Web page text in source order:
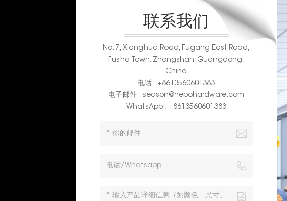
联系我们
No. 7, Xianghua Road, Fugang East Road,
Fusha Town, Zhongshan, Guangdong,
China
电话 : +8613560601383
电子邮件 : season@hebohardware.com
WhatsApp : +8613560601383